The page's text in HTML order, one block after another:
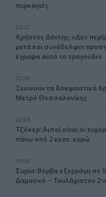
πυρκαγιές
22:21
Χρήστος Δάντης: «Δεν
μετά και συνάδελφοι
έγραψα αυτό το τραγούδι»
22:14
Ξεκινούν τα δοκιμαστικά
Μετρό Θεσσαλονίκης
22:05
Τζόκερ: Αυτοί είναι οι
πάνω από 2 εκατ. ευρώ
21:56
Συρία: Βόμβα εξερράγη σε
Δαμασκό – Τουλάχιστον 2